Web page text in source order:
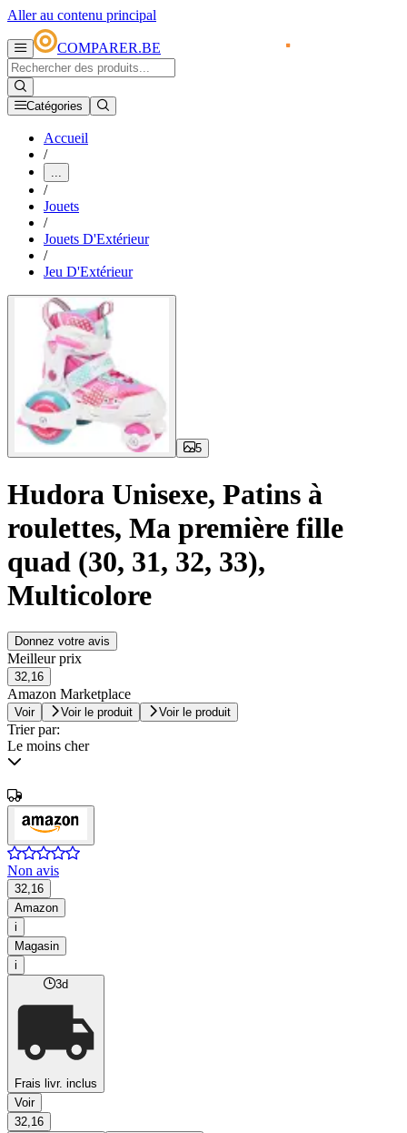
Aller au contenu principal
COMPARER.BE
Catégories
Accueil
/
...
/
Jouets
/
Jouets D'Extérieur
/
Jeu D'Extérieur
5
Hudora Unisexe, Patins à
roulettes, Ma première fille
quad (30, 31, 32, 33),
Multicolore
Donnez votre avis
Meilleur prix
32,16
Amazon Marketplace
Voir Voir le produit Voir le produit
Trier par:
Le moins cher
Non avis
32,16
Amazon
i
Magasin
i
3d
Frais livr. inclus
Voir
32,16